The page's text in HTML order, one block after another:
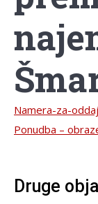
Namera-za-
Ponudba –
Druge